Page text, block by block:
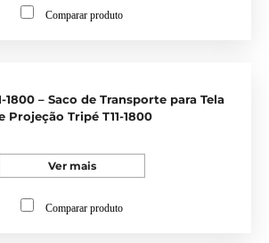
Comparar produto
1800 – Saco de Transporte para Tela
Projeção Tripé T11-1800
Ver mais
Comparar produto